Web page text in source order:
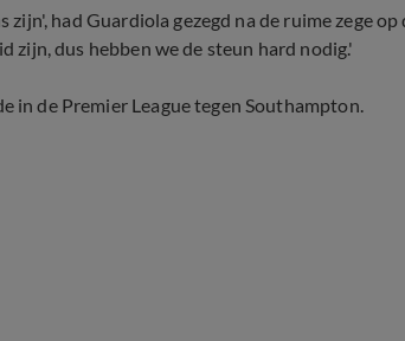
had Guardiola gezegd na de ruime zege
zijn, dus hebben we de steun hard nodig.'
in de Premier League tegen Southampton.